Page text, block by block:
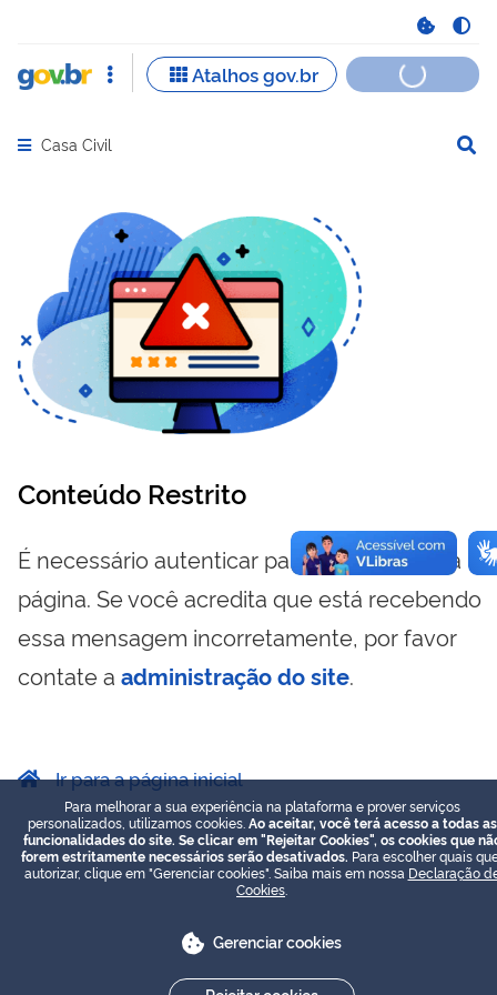
Abrir menu principal de navegação
Casa Civil
Conteúdo Restrito
É necessário autenticar para visualizar essa
página. Se você acredita que está recebendo
essa mensagem incorretamente, por favor
contate a administração do site.
Ir para a página inicial
Para melhorar a sua experiência na plataforma e prover serviços
personalizados, utilizamos cookies. Ao aceitar, você terá acesso a todas as
funcionalidades do site. Se clicar em "Rejeitar Cookies", os cookies que
forem estritamente necessários serão desativados. Para escolher quais
autorizar, clique em "Gerenciar cookies". Saiba mais em nossa Declaração
Cookies
Gerenciar cookies